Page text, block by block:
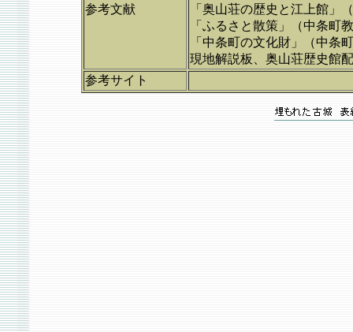
参考文献
「奥山荘の歴史と江上館」
「ふるさと散策」（中条町
「中条町の文化財」（中条
現地解説板、奥山荘歴史館
参考サイト